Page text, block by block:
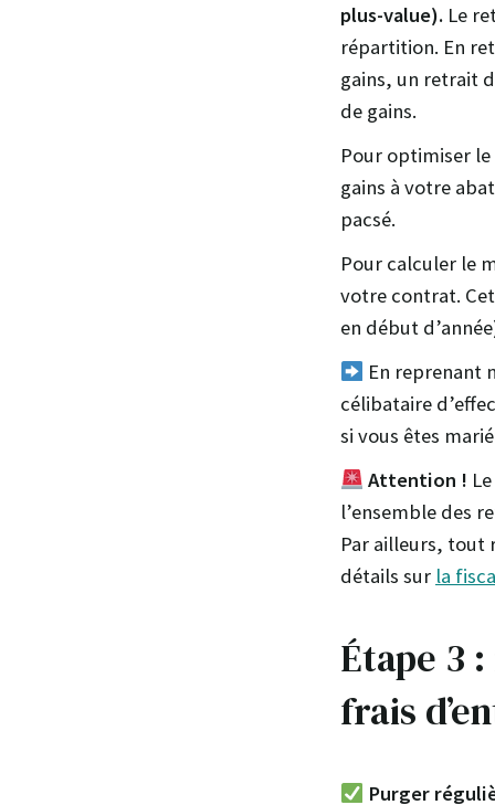
plus-value). Le
répartition. En
gains, un retrait
de gains.
Pour optimiser
gains à votre
pacsé.
Pour calculer le
votre contrat.
en début
En reprenant
célibataire
si vous êtes
Attention !
l’ensemble des
Par ailleurs, tout
détails sur la
Étape 3
frais
Purger